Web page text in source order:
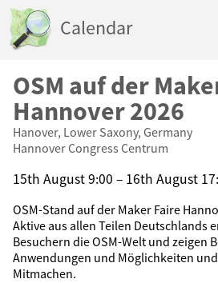
Calendar
OSM auf der
Hannover 2026
Hanover, Lower Saxony, Germany
Hannover Congress Centrum
15th August 9:00 – 16th August
OSM-Stand auf der Maker Faire
Aktive aus allen Teilen Deutschlands
Besuchern die OSM-Welt und zeigen
Anwendungen und Möglichkeiten
Mitmachen.